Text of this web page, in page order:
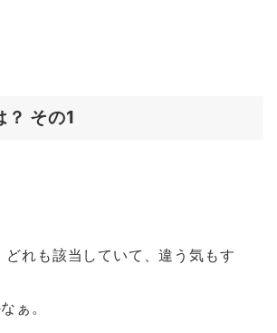
？ その1
どれも該当していて、違う気もす
ぁ。